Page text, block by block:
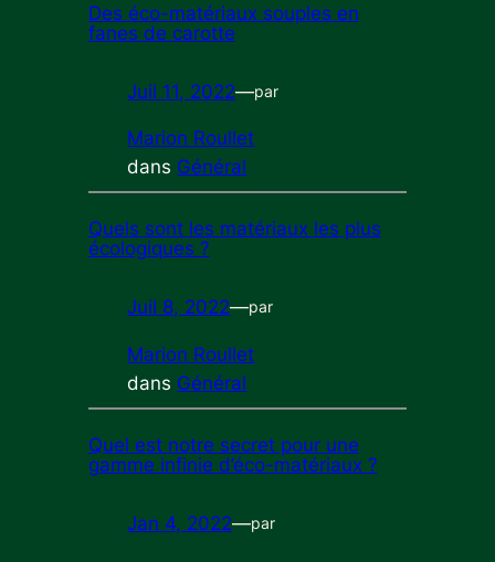
Des éco-matériaux souples en
fanes de carotte
Juil 11, 2022—par
Marion Roullet
dans Général
Quels sont les matériaux les plus
écologiques ?
Juil 8, 2022—par
Marion Roullet
dans Général
Quel est notre secret pour une
gamme infinie d’éco-matériaux ?
Jan 4, 2022—par